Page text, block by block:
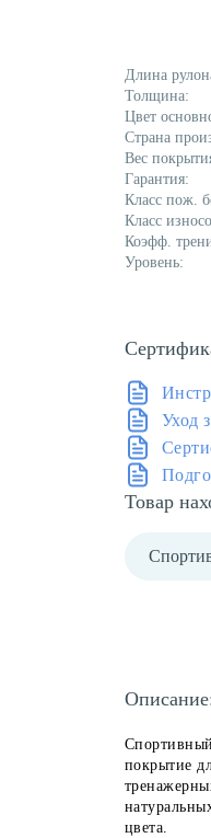
Длина
Толщина:
Цвет
Страна
Вес
Гарантия:
Класс пож.
Класс
Коэфф.
Уровень:
Уход
Товар
покрытие
цвета.